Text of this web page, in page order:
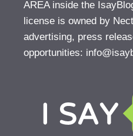
AREA inside the
license is owned by
advertising, press
opportunities: